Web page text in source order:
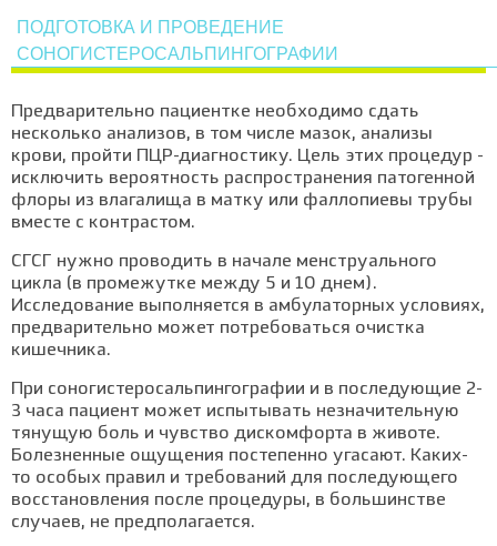
ПОДГОТОВКА И ПРОВЕДЕНИЕ
СОНОГИСТЕРОСАЛЬПИНГОГРАФИИ
Предварительно пациентке необходимо сдать
несколько анализов, в том числе мазок, анализы
крови, пройти ПЦР-диагностику. Цель этих процедур -
исключить вероятность распространения патогенной
флоры из влагалища в матку или фаллопиевы трубы
вместе с контрастом.
СГСГ нужно проводить в начале менструального
цикла (в промежутке между 5 и 10 днем).
Исследование выполняется в амбулаторных условиях,
предварительно может потребоваться очистка
кишечника.
При соногистеросальпингографии и в последующие 2-
3 часа пациент может испытывать незначительную
тянущую боль и чувство дискомфорта в животе.
Болезненные ощущения постепенно угасают. Каких-
то особых правил и требований для последующего
восстановления после процедуры, в большинстве
случаев, не предполагается.